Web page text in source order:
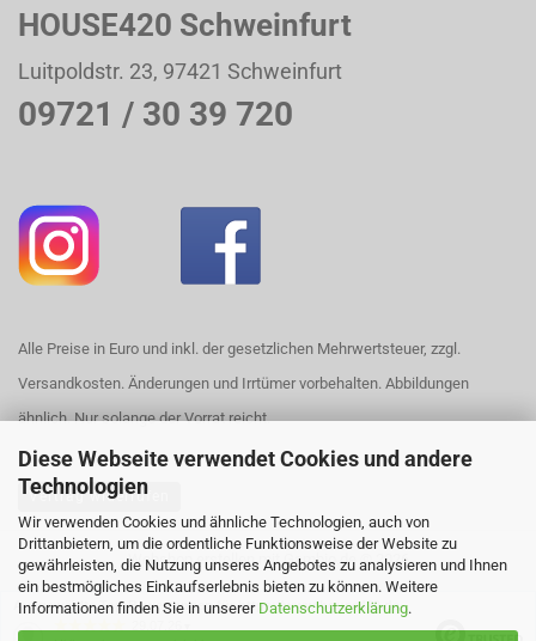
Diese Webseite verwendet Cookies und andere
Technologien
Wir verwenden Cookies und ähnliche Technologien, auch von
Drittanbietern, um die ordentliche Funktionsweise der Website zu
gewährleisten, die Nutzung unseres Angebotes zu analysieren und Ihnen
ein bestmögliches Einkaufserlebnis bieten zu können. Weitere
Informationen finden Sie in unserer Datenschutzerklärung.
HOUSE420 Schweinfurt
Luitpoldstr. 23, 97421 Schweinfurt
09721 / 30 39 720
Alle Preise in Euro und inkl. der gesetzlichen Mehrwertsteuer, zzgl.
Versandkosten. Änderungen und Irrtümer vorbehalten. Abbildungen
ähnlich. Nur solange der Vorrat reicht.
Vertrag widerrufen
Webshop erstellenmit Gambio.de © 2026
Ausgewählte Top-Bewertungen für https://www.house420.de